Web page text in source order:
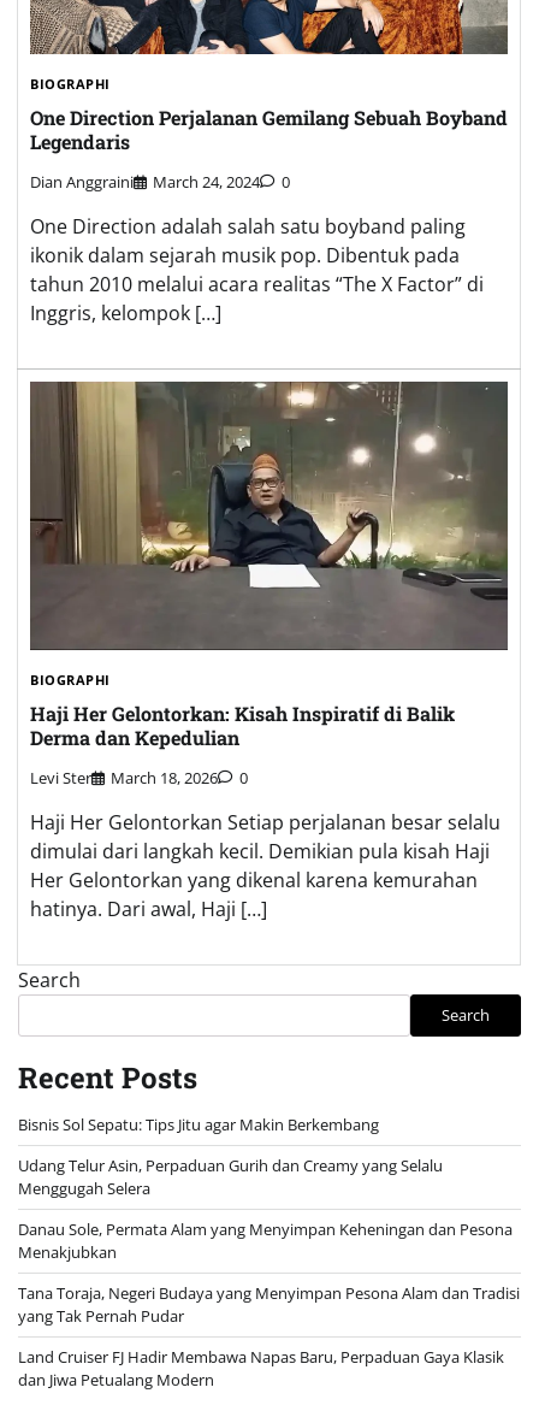
BIOGRAPHI
One Direction Perjalanan Gemilang Sebuah Boyband
Legendaris
Dian Anggraini March 24, 2024 0
One Direction adalah salah satu boyband paling
ikonik dalam sejarah musik pop. Dibentuk pada
tahun 2010 melalui acara realitas “The X Factor” di
Inggris, kelompok […]
BIOGRAPHI
Haji Her Gelontorkan: Kisah Inspiratif di Balik
Derma dan Kepedulian
Levi Ster March 18, 2026 0
Haji Her Gelontorkan Setiap perjalanan besar selalu
dimulai dari langkah kecil. Demikian pula kisah Haji
Her Gelontorkan yang dikenal karena kemurahan
hatinya. Dari awal, Haji […]
Search
Search
Recent Posts
Bisnis Sol Sepatu: Tips Jitu agar Makin Berkembang
Udang Telur Asin, Perpaduan Gurih dan Creamy yang Selalu
Menggugah Selera
Danau Sole, Permata Alam yang Menyimpan Keheningan dan Pesona
Menakjubkan
Tana Toraja, Negeri Budaya yang Menyimpan Pesona Alam dan Tradisi
yang Tak Pernah Pudar
Land Cruiser FJ Hadir Membawa Napas Baru, Perpaduan Gaya Klasik
dan Jiwa Petualang Modern